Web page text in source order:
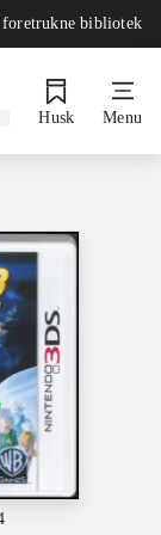
bibliotek
Husk Menu